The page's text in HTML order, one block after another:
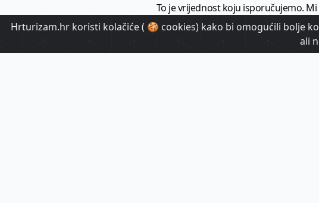
To je vrijednost koju isporučujemo.
HrTurizam - vaš
Hrturizam.hr koristi kolačiće ( 🍪 cookies) kako bi omogućili bolje
ali